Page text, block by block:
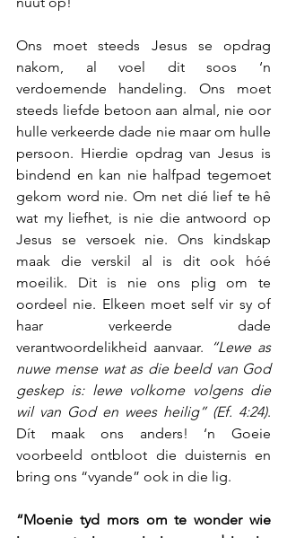
Ons moet steeds Jesus se opdrag
nakom, al voel dit soos ‘n
verdoemende handeling. Ons moet
steeds liefde betoon aan almal, nie oor
hulle verkeerde dade nie maar om hulle
persoon. Hierdie opdrag van Jesus is
bindend en kan nie halfpad tegemoet
gekom word nie. Om net dié lief te hê
wat my liefhet, is nie die antwoord op
Jesus se versoek nie. Ons kindskap
maak die verskil al is dit ook hóé
moeilik. Dit is nie ons plig om te
oordeel nie. Elkeen moet self vir sy of
haar verkeerde dade
verantwoordelikheid aanvaar.
“Lewe as
nuwe mense wat as die beeld van God
geskep is: lewe volkome volgens die
wil van God en wees heilig” (Ef. 4:24).
Dít maak ons anders! ‘n Goeie
voorbeeld ontbloot die duisternis en
bring ons “vyande” ook in die lig.
“Moenie tyd mors om te wonder wie